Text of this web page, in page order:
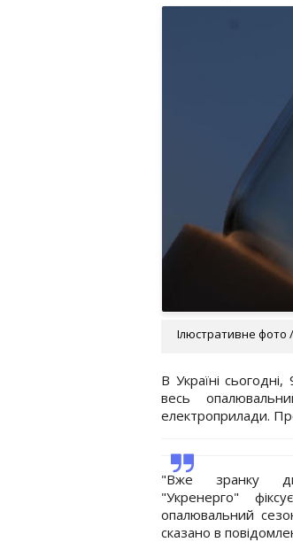
Ілюстративне фото
В Україні
весь
електроприлади.
"Вже зранку
"Укренерго"
опалювальний
сказано в